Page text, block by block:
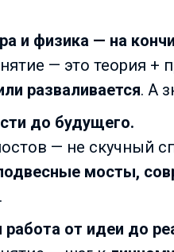
и физика — на
— это теория +
разваливается. А
до будущего.
— не скучный
мосты,
работа от идеи до